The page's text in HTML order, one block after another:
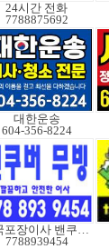
24시간 전화
7788875692
대한운송
604-356-8224
한국포장이사 밴쿠버무빙
7788939454